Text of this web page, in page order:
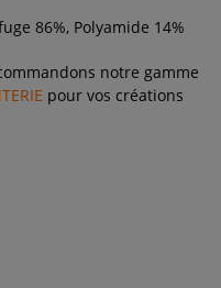
86%, Polyamide 14%
notre gamme
pour vos créations